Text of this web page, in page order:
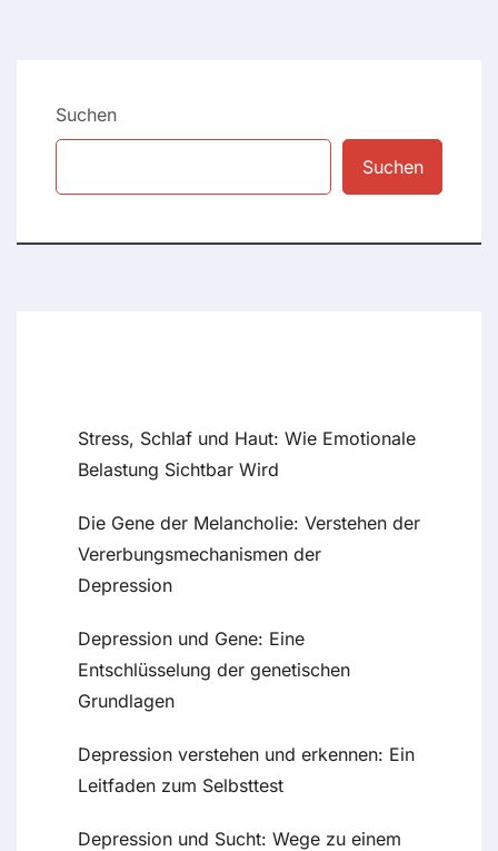
Suchen
Suchen
Stress, Schlaf und Haut: Wie Emotionale
Belastung Sichtbar Wird
Die Gene der Melancholie: Verstehen der
Vererbungsmechanismen der
Depression
Depression und Gene: Eine
Entschlüsselung der genetischen
Grundlagen
Depression verstehen und erkennen: Ein
Leitfaden zum Selbsttest
Depression und Sucht: Wege zu einem